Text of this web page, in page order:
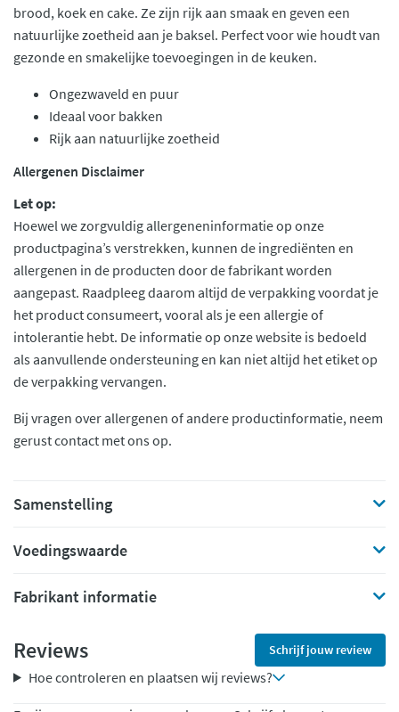
brood, koek en cake. Ze zijn rijk aan smaak en geven een
natuurlijke zoetheid aan je baksel. Perfect voor wie houdt van
gezonde en smakelijke toevoegingen in de keuken.
Ongezwaveld en puur
Ideaal voor bakken
Rijk aan natuurlijke zoetheid
Allergenen Disclaimer
Let op:
Hoewel we zorgvuldig allergeneninformatie op onze
productpagina’s verstrekken, kunnen de ingrediënten en
allergenen in de producten door de fabrikant worden
aangepast. Raadpleeg daarom altijd de verpakking voordat je
het product consumeert, vooral als je een allergie of
intolerantie hebt. De informatie op onze website is bedoeld
als aanvullende ondersteuning en kan niet altijd het etiket op
de verpakking vervangen.
Bij vragen over allergenen of andere productinformatie, neem
gerust contact met ons op.
Samenstelling
Voedingswaarde
Fabrikant informatie
Reviews Schrijf jouw review
Hoe controleren en plaatsen wij reviews?